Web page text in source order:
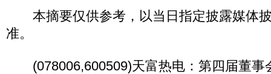
本摘要仅供参考，以当日指定披露媒体
准。
(078006,600509)天富热电：第四届董事